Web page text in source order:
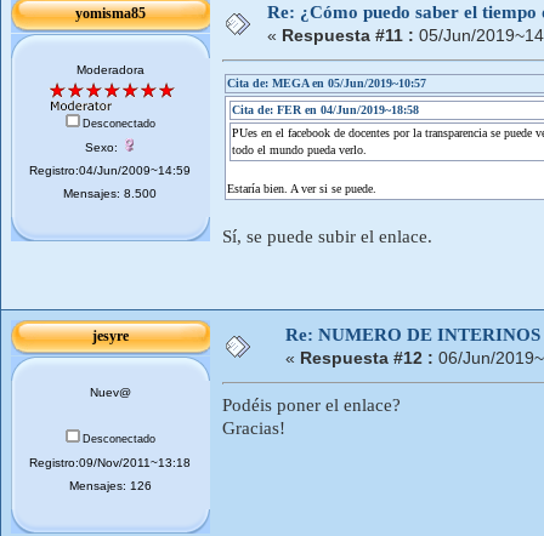
yomisma85
Moderadora
Desconectado
Sexo:
Registro:04/Jun/2009~14:59
Mensajes: 8.500
Re: ¿Cómo puedo saber el
« Respuesta #11 : 05/Jun/
Cita de: MEGA en 05/Jun/2019~10:57
Cita de: FER en 04/Jun/2019~18:58
PUes en el facebook de docentes por la transparencia se
todo el mundo pueda verlo.
Estaría bien. A ver si se puede.
Sí, se puede subir el enlace.
jesyre
Nuev@
Desconectado
Registro:09/Nov/2011~13:18
Mensajes: 126
Re: NUMERO DE
« Respuesta #12 : 06/Jun/
Podéis poner el enlace?
Gracias!